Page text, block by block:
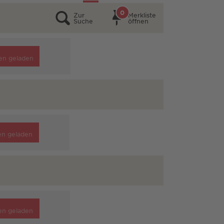
Zur
Suche
Merkliste
öffnen
0
geladen
geladen
geladen